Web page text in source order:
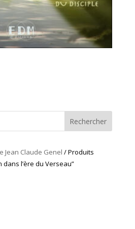
Rechercher
Jean Claude Genel / Produits
dans l’ère du Verseau”